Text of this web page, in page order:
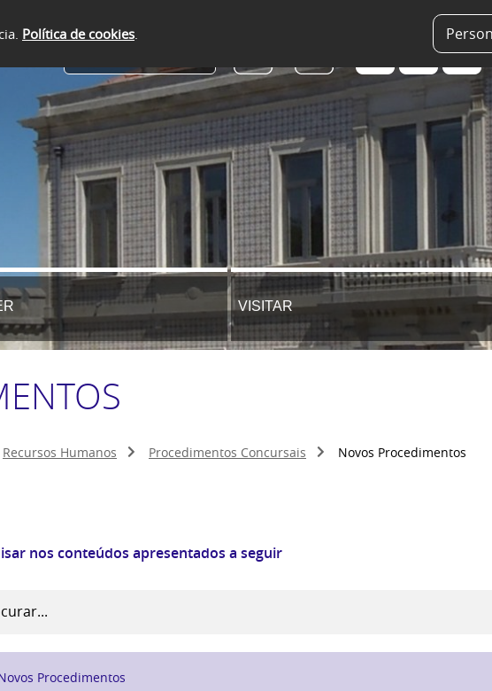
Política de cookies.
VISITAR
Recursos Humanos Procedimentos Concursais Novos Procedimentos
nos conteúdos apresentados a seguir
Procedimentos